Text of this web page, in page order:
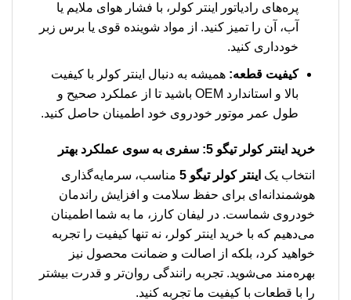
پره‌های رادیاتور اینتر کولر، با فشار هوای ملایم یا
آب، آن را تمیز کنید. از مواد شوینده قوی یا برس زبر
خودداری کنید.
کیفیت قطعه: همیشه به دنبال اینتر کولر با کیفیت
بالا و استاندارد OEM باشید تا از عملکرد صحیح و
طول عمر موتور خودروی خود اطمینان حاصل کنید.
خرید اینتر کولر تیگو 5: سفری به سوی عملکرد بهتر
انتخاب یک اینتر کولر تیگو 5
مناسب، سرمایه‌گذاری
هوشمندانه‌ای برای حفظ سلامت و افزایش راندمان
خودروی شماست. در لیفان کارز، ما به شما اطمینان
می‌دهیم که با خرید اینتر کولر، نه تنها کیفیت را تجربه
خواهید کرد، بلکه از اصالت و ضمانت محصول نیز
بهره‌مند می‌شوید. تجربه رانندگی روان‌تر و قدرت بیشتر
را با قطعات با کیفیت ما تجربه کنید.